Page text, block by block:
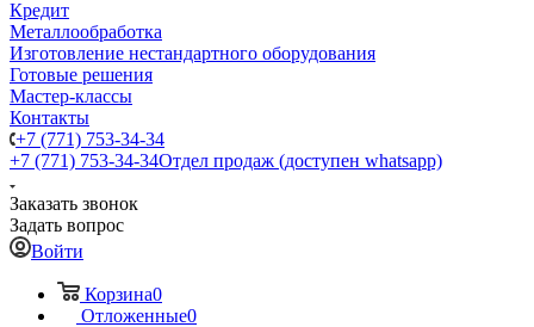
Кредит
Металлообработка
Изготовление нестандартного оборудования
Готовые решения
Мастер-классы
Контакты
+7 (771) 753-34-34
+7 (771) 753-34-34Отдел продаж (доступен whatsapp)
Заказать звонок
Задать вопрос
Войти
Корзина0
Отложенные0